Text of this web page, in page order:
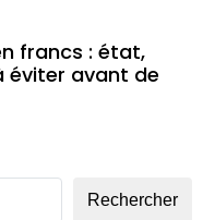
francs : état,
éviter avant de
Rechercher